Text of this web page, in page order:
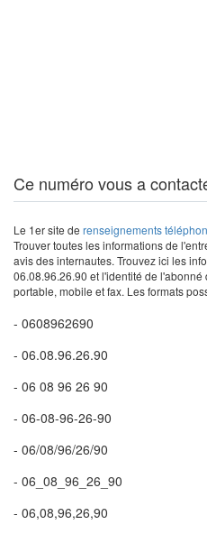
Ce numéro vous a
Le 1er site de renseignements
Trouver toutes les informations de
avis des internautes. Trouvez ici les
06.08.96.26.90 et l'identité de
portable, mobile et fax. Les formats
- 0608962690
- 06.08.96.26.90
- 06 08 96 26 90
- 06-08-96-26-90
- 06/08/96/26/90
- 06_08_96_26_90
- 06,08,96,26,90